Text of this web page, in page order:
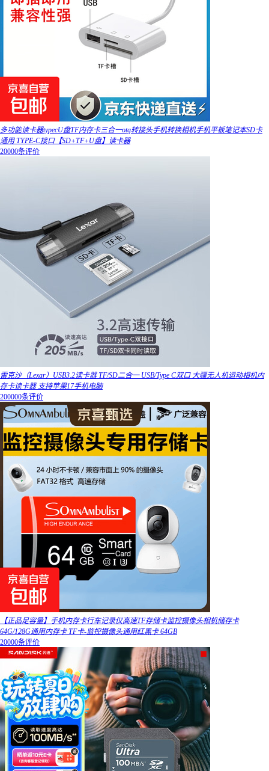
多功能读卡器typecU盘TF内存卡三合一otg转接头手机转换相机手机平板笔记本SD卡
通用 TYPE-C接口【SD+TF+U盘】读卡器
20000条评价
雷克沙（Lexar）USB3.2读卡器 TF/SD二合一 USB/Type C双口 大疆无人机运动相机内
存卡读卡器 支持苹果17手机电脑
200000条评价
【正品足容量】手机内存卡行车记录仪高速TF存储卡监控摄像头相机储存卡
64G/128G通用内存卡 TF卡-监控摄像头通用红黑卡 64GB
20000条评价